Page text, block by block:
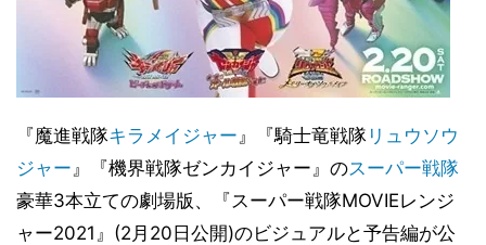
『魔進戦隊キラメイジャー』『騎士竜戦隊 リュウソウ
ジャー』『機界戦隊ゼンカイジャー』のスーパー戦隊
豪華3本立ての劇場版、『スーパー戦隊MOVIEレンジ
ャー2021』(2月20日公開)のビジュアルと予告編が公